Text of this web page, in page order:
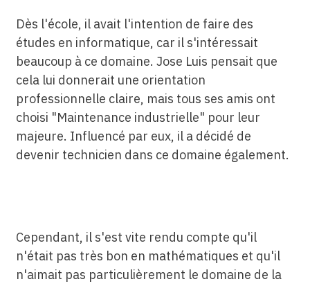
Dès l'école, il avait l'intention de faire des
études en informatique, car il s'intéressait
beaucoup à ce domaine. Jose Luis pensait que
cela lui donnerait une orientation
professionnelle claire, mais tous ses amis ont
choisi "Maintenance industrielle" pour leur
majeure. Influencé par eux, il a décidé de
devenir technicien dans ce domaine également.
Cependant, il s'est vite rendu compte qu'il
n'était pas très bon en mathématiques et qu'il
n'aimait pas particulièrement le domaine de la